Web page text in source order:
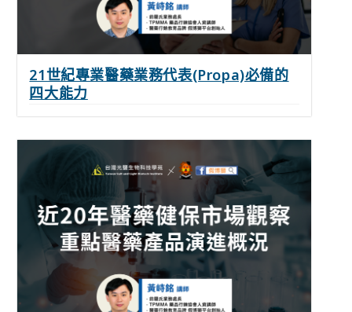
21世紀專業醫藥業務代表(Propa)必備的
四大能力